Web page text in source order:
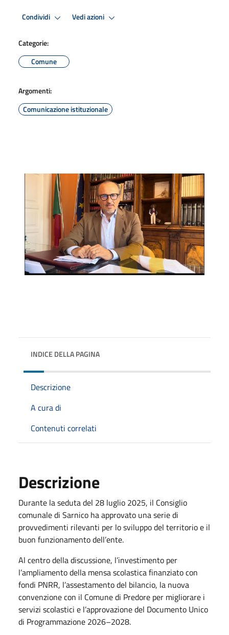
Condividi Vedi azioni
Categorie:
Comune
Argomenti:
Comunicazione istituzionale
INDICE DELLA PAGINA
Descrizione
A cura di
Contenuti correlati
Descrizione
Durante la seduta del 28 luglio 2025, il Consiglio
comunale di Sarnico ha approvato una serie di
provvedimenti rilevanti per lo sviluppo del territorio e il
buon funzionamento dell’ente.
Al centro della discussione, l’investimento per
l’ampliamento della mensa scolastica finanziato con
fondi PNRR, l’assestamento del bilancio, la nuova
convenzione con il Comune di Predore per migliorare i
servizi scolastici e l’approvazione del Documento Unico
di Programmazione 2026–2028.